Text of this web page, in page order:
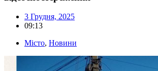
3 Грудня, 2025
09:13
Місто, Новини